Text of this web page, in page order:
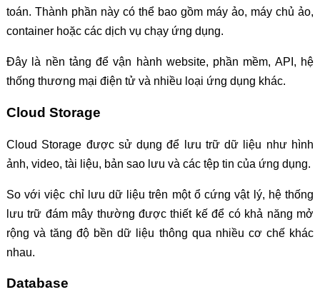
toán. Thành phần này có thể bao gồm máy ảo, máy chủ ảo,
container hoặc các dịch vụ chạy ứng dụng.
Đây là nền tảng để vận hành website, phần mềm, API, hệ
thống thương mại điện tử và nhiều loại ứng dụng khác.
Cloud Storage
Cloud Storage được sử dụng để lưu trữ dữ liệu như hình
ảnh, video, tài liệu, bản sao lưu và các tệp tin của ứng dụng.
So với việc chỉ lưu dữ liệu trên một ổ cứng vật lý, hệ thống
lưu trữ đám mây thường được thiết kế để có khả năng mở
rộng và tăng độ bền dữ liệu thông qua nhiều cơ chế khác
nhau.
Database